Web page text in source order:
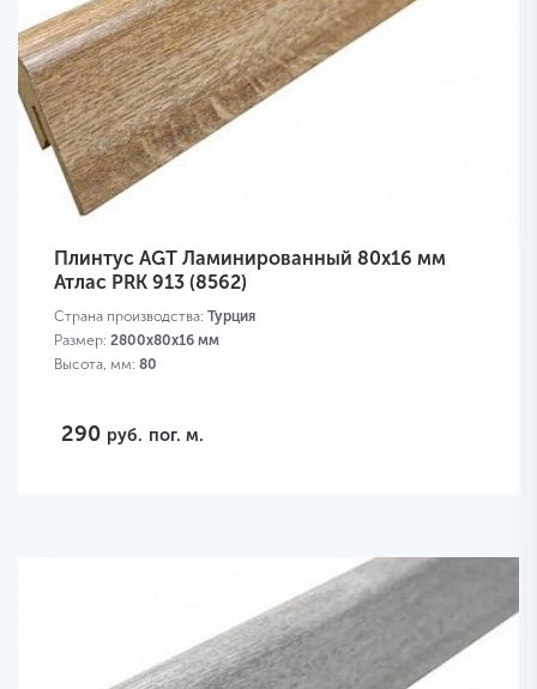
Плинтус AGT Ламинированный 80х16 мм
Атлас PRK 913 (8562)
Страна производства: Турция
Размер: 2800х80х16 мм
Высота, мм: 80
290 руб. пог. м.